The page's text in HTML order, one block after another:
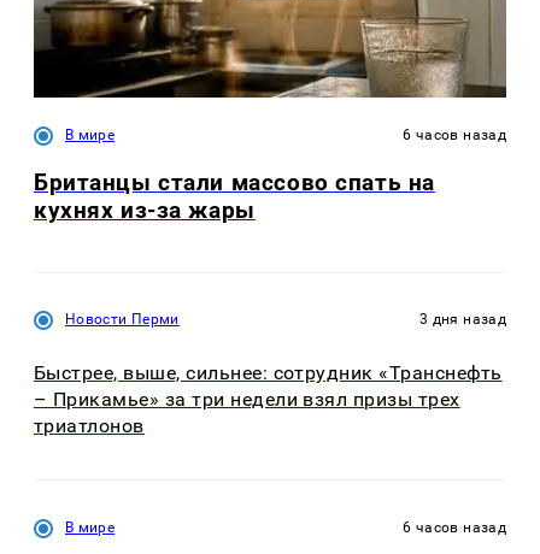
В мире 6 часов назад
Британцы стали массово спать на
кухнях из-за жары
Новости Перми 3 дня назад
Быстрее, выше, сильнее: сотрудник «Транснефть
– Прикамье» за три недели взял призы трех
триатлонов
В мире 6 часов назад